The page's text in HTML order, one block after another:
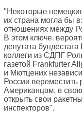
"Некоторые
их страна могла бы
отношениях между
В этом ключе,
депутата
коллеги из СДПГ
газетой Frankfurter
и Мютцених
России переместить
Американцам, в
открыть свои
инспекторов".